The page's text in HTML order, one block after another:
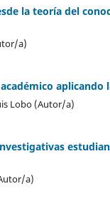
la teoría del
a)
aplicando
Lobo (Autor/a)
a)